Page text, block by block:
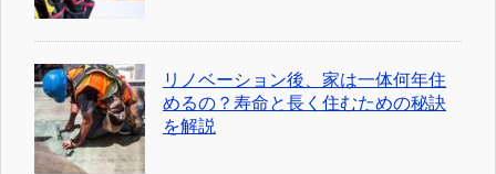
リノベーション後、家は一体何年住
めるの？寿命と長く住むための秘訣
を解説